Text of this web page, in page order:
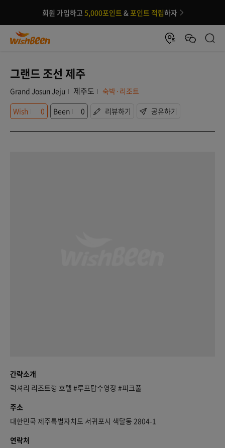
회원 가입하고 5,000포인트 &포인트 적립하자
그랜드 조선 제주
Grand Josun Jeju 제주도
숙박·리조트
Wish
0 Been 0 리뷰하기 공유하기
간략소개
럭셔리 리조트형 호텔 #루프탑수영장 #피크풀
주소
대한민국 제주특별자치도 서귀포시 색달동 2804-1
연락처